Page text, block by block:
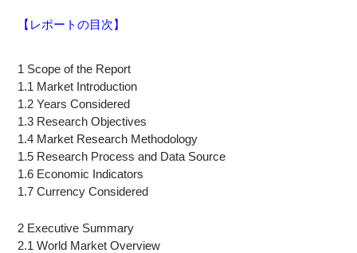
【レポートの目次】
1 Scope of the Report
1.1 Market Introduction
1.2 Years Considered
1.3 Research Objectives
1.4 Market Research Methodology
1.5 Research Process and Data Source
1.6 Economic Indicators
1.7 Currency Considered
2 Executive Summary
2.1 World Market Overview